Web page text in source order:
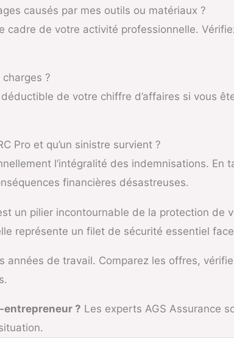
causés par mes outils ou matériaux ?
cadre de votre activité professionnelle.
?
de votre chiffre d’affaires si vous
Pro et qu’un sinistre survient ?
l’intégralité des indemnisations. En
financières désastreuses.
un pilier incontournable de la protection de
représente un filet de sécurité essentiel
de travail. Comparez les offres,
entrepreneur ? Les experts AGS Assurance